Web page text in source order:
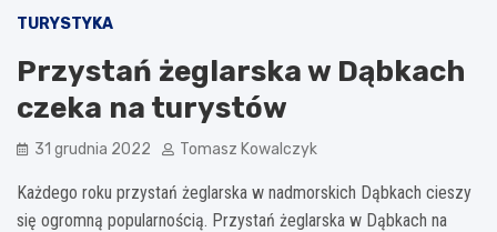
TURYSTYKA
Przystań żeglarska w Dąbkach
czeka na turystów
31 grudnia 2022 Tomasz Kowalczyk
Każdego roku przystań żeglarska w nadmorskich Dąbkach cieszy
się ogromną popularnością. Przystań żeglarska w Dąbkach na